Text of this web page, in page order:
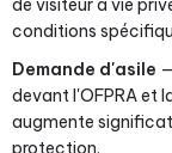
de visiteur à vie
conditions
Demande d'asile
devant l'OFPRA et
augmente
protection.